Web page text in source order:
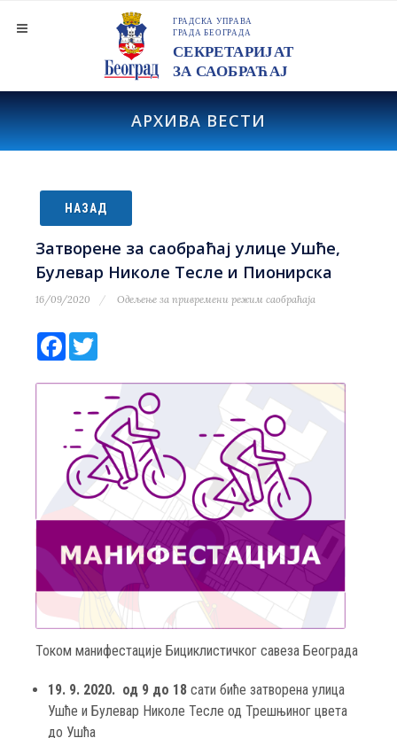
АРХИВА ВЕСТИ
НАЗАД
Затворене за саобраћај улице Ушће,
Булевар Николе Тесле и Пионирска
16/09/2020 Одељење за привремени режим саобраћаја
Facebook
Током манифестације Бициклистичког савеза Београда
19. 9. 2020. од 9 до 18 сати биће затворена улица
Ушће и Булевар Николе Тесле од Трешњиног цвета
до Ушћа